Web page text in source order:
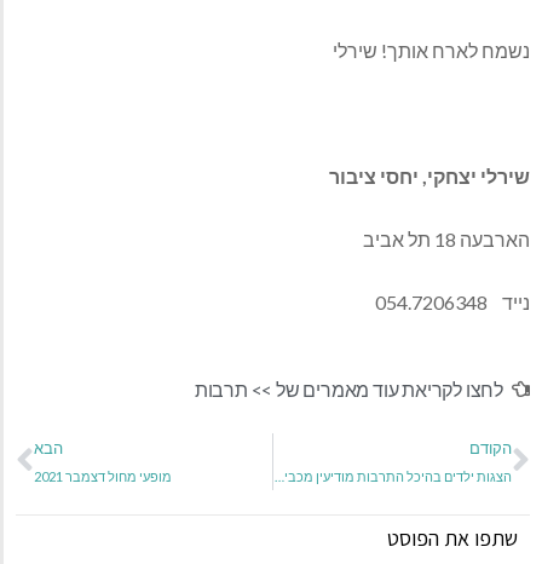
נשמח לארח אותך! שירלי
שירלי יצחקי, יחסי ציבור
הארבעה 18 תל אביב
נייד 054.7206348
לחצו לקריאת עוד מאמרים של >> תרבות
הקודם הבא
מופעי מחול דצמבר 2021
שתפו את הפוסט